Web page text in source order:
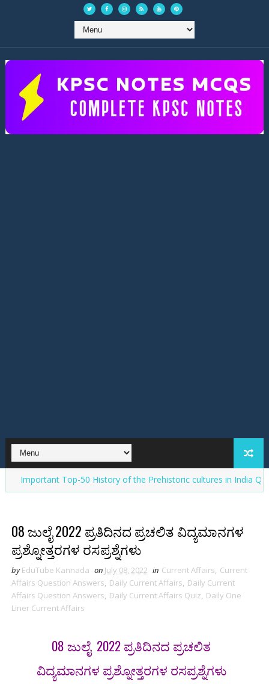
Top-50 History of the Prehistoric cultures in India Question
08 ಜುಲೈ 2022 ಪ್ರತಿದಿನದ ಪ್ರಚಲಿತ ವಿದ್ಯಮಾನಗಳ
ಪ್ರಶ್ನೋತ್ತರಗಳ ರಸಪ್ರಶ್ನೆಗಳು
by EduTube Kannada on July 08, 2022 in Current Affairs, Current
Affairs Question Answers, Daily Current Affairs, Daily Current
Affairs Question Answers, Daily Current Affairs Quiz, Daily One
Liner Current Affairs
08 ಜುಲೈ 2022 ಪ್ರತಿದಿನದ ಪ್ರಚಲಿತ
ವಿದ್ಯಮಾನಗಳ ಪ್ರಶ್ನೋತ್ತರಗಳ ರಸಪ್ರಶ್ನೆಗಳು